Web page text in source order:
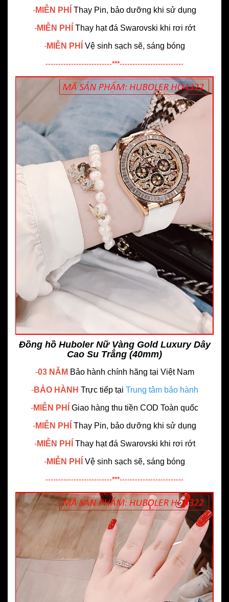
-MIỄN PHÍ Thay Pin, bảo dưỡng khi sử dụng
-MIỄN PHÍ Thay hạt đá Swarovski khi rơi rớt
-MIỄN PHÍ Vệ sinh sạch sẽ, sáng bóng
--------------------------***-------------------------
Đồng hồ Huboler Nữ Vàng Gold Luxury Dây
Cao Su Trắng (40mm)
-03 NĂM Bảo hành chính hãng tại Việt Nam
-BẢO HÀNH Trực tiếp tại Trung tâm bảo hành
-MIỄN PHÍ Giao hàng thu tiền COD Toàn quốc
-MIỄN PHÍ Thay Pin, bảo dưỡng khi sử dụng
-MIỄN PHÍ Thay hạt đá Swarovski khi rơi rớt
-MIỄN PHÍ Vệ sinh sạch sẽ, sáng bóng
--------------------------***-------------------------